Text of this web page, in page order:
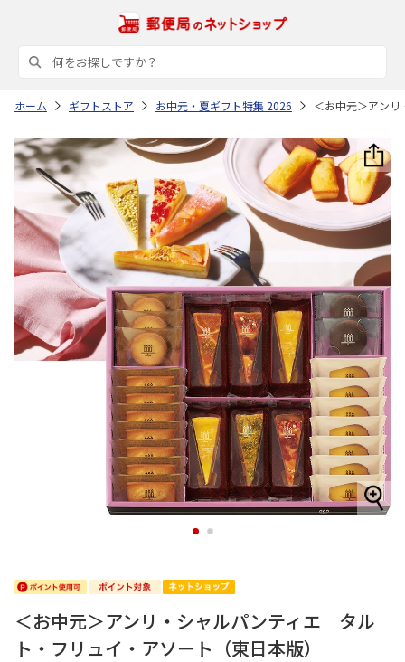
ホーム ギフトストア お中元・夏ギフト特集 2026 ＜お中元＞アン
1 2
＜お中元＞アンリ・シャルパンティエ タル
ト・フリュイ・アソート（東日本版）